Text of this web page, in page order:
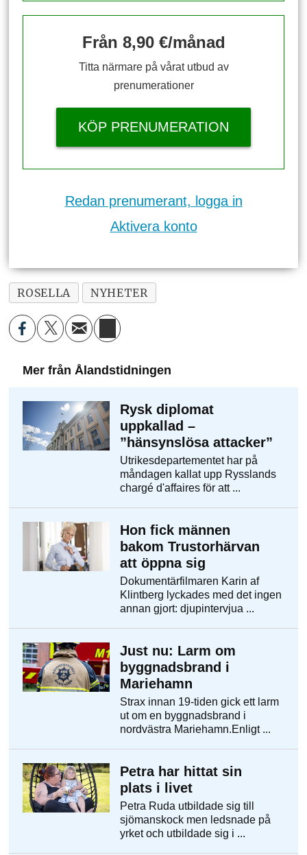
Från 8,90 €/månad
Titta närmare på vårat utbud av
prenumerationer
KÖP PRENUMERATION
Redan prenumerant, logga in
Aktivera konto
ROSELLA NYHETER